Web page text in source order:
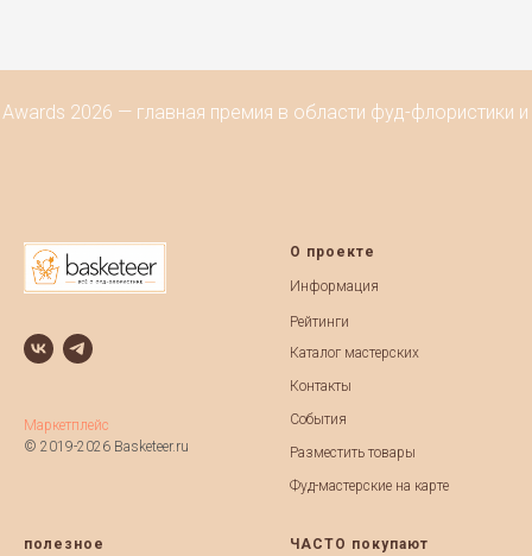
2026 — главная премия в области фуд-флористики
Маркетплейс
© 2019-2026 Basketeer.ru
О проекте
Информация
Рейтинги
Каталог мастерских
Контакты
События
Разместить товары
Фуд-мастерские на карте
полезное ЧАСТО покупают